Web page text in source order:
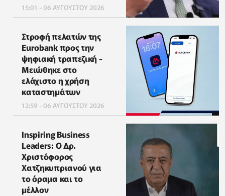
15:01 - 06 ΑΥΓΟΥΣΤΟΥ 2026
Στροφή πελατών της
Eurobank προς την
ψηφιακή τραπεζική -
Μειώθηκε στο
ελάχιστο η χρήση
καταστημάτων
12:59 - 06 ΑΥΓΟΥΣΤΟΥ 2026
Inspiring Business
Leaders: Ο Δρ.
Χριστόφορος
Χατζηκυπριανού για
το όραμα και το
μέλλον